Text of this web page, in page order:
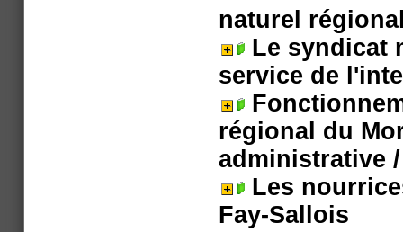
naturel
Le syndicat
service de
régional du
administrative
Les
Fay-Sallois